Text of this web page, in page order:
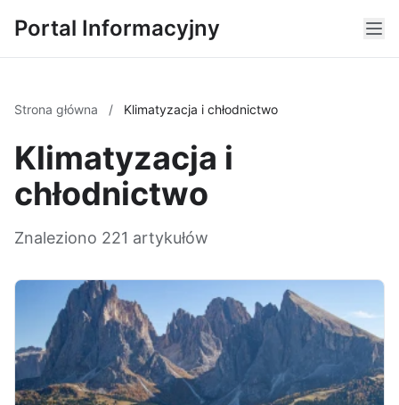
Portal Informacyjny
Strona główna / Klimatyzacja i chłodnictwo
Klimatyzacja i
chłodnictwo
Znaleziono 221 artykułów